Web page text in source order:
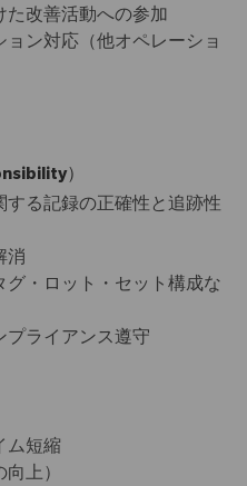
た改善活動への参加
ン対応（他オペレーショ
）
する記録の正確性と追跡性
消
グ・ロット・セット構成な
プライアンス遵守
ム短縮
上）